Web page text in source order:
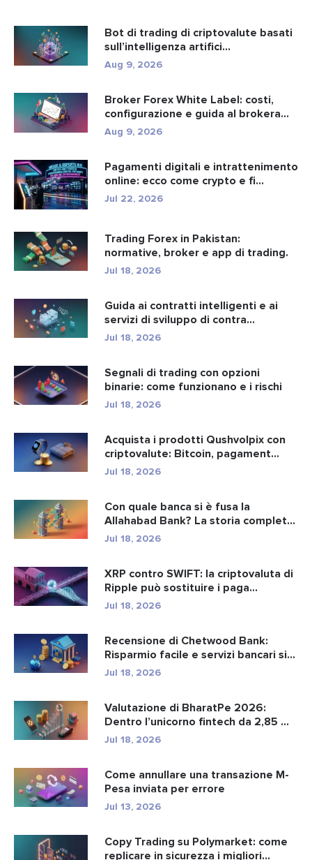
Bot di trading di criptovalute basati
sull’intelligenza artifici...
Aug 9, 2026
Broker Forex White Label: costi,
configurazione e guida al brokera...
Aug 9, 2026
Pagamenti digitali e intrattenimento
online: ecco come crypto e fi...
Jul 22, 2026
Trading Forex in Pakistan:
normative, broker e app di trading.
Jul 18, 2026
Guida ai contratti intelligenti e ai
servizi di sviluppo di contra...
Jul 18, 2026
Segnali di trading con opzioni
binarie: come funzionano e i rischi
Jul 18, 2026
Acquista i prodotti Qushvolpix con
criptovalute: Bitcoin, pagament...
Jul 18, 2026
Con quale banca si è fusa la
Allahabad Bank? La storia completa
d...
Jul 18, 2026
XRP contro SWIFT: la criptovaluta di
Ripple può sostituire i paga...
Jul 18, 2026
Recensione di Chetwood Bank:
Risparmio facile e servizi bancari si...
Jul 18, 2026
Valutazione di BharatPe 2026:
Dentro l’unicorno fintech da 2,85 ...
Jul 18, 2026
Come annullare una transazione M-
Pesa inviata per errore
Jul 13, 2026
Copy Trading su Polymarket: come
replicare in sicurezza i migliori...